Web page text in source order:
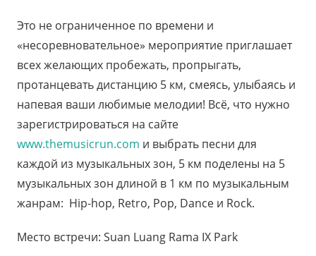
Это не ограниченное по времени и
«несоревновательное» мероприятие приглашает
всех желающих пробежать, пропрыгать,
протанцевать дистанцию 5 км, смеясь, улыбаясь и
напевая ваши любимые мелодии! Всё, что нужно
зарегистрироваться на сайте
www.themusicrun.com и выбрать песни для
каждой из музыкальных зон, 5 км поделены на 5
музыкальных зон длиной в 1 км по музыкальным
жанрам: Hip-hop, Retro, Pop, Dance и Rock.
Место встречи: Suan Luang Rama IX Park